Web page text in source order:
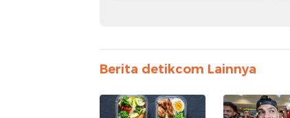
Berita detikcom Lainnya